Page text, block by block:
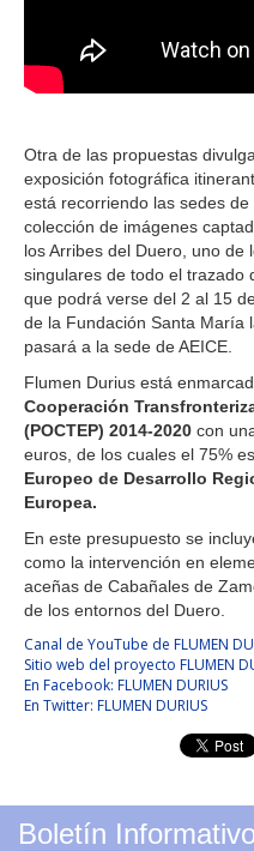
Otra de las propuestas
exposición fotográfica
está recorriendo las sedes
colección de imágenes
los Arribes del Duero, uno de
singulares de todo el trazado
que podrá verse del 2 al 15
de la Fundación Santa María
pasará a la sede de AEICE.
Flumen Durius está
Cooperación
(POCTEP) 2014-2020 con
euros, de los cuales el 75%
Europeo de Desarrollo
Europea.
En este presupuesto se
como la intervención en
aceñas de Cabañales de
de los entornos del Duero.
Canal de YouTube de FLUMEN
Sitio web del proyecto FLUMEN
En Facebook: FLUMEN DURIUS
En Twitter: FLUMEN DURIUS
Boletín